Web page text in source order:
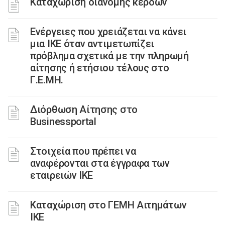
Ενέργειες που χρειάζεται να κάνει
μια ΙΚΕ όταν αντιμετωπίζει
πρόβλημα σχετικά με την πληρωμή
αίτησης ή ετήσιου τέλους στο
Γ.Ε.ΜΗ.
Διόρθωση Αίτησης στο
Businessportal
Στοιχεία που πρέπει να
αναφέρονται στα έγγραφα των
εταιρειών ΙΚΕ
Καταχώριση στο ΓΕΜΗ Αιτημάτων
ΙΚΕ